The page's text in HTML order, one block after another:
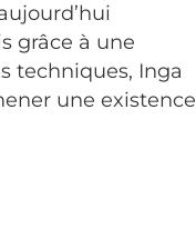
grâce à une
techniques, Inga
une existence